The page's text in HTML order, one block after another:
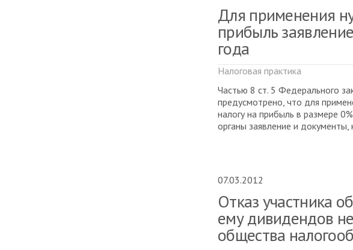
Для применения
прибыль
года
Налоговая практика
Частью 8 ст. 5 Федерального
предусмотрено, что для
налогу на прибыль в размере
органы заявление и
07.03.2012
Отказ участника
ему дивидендов
общества